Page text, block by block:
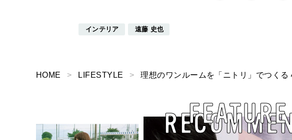
インテリア 遠藤 史也
HOME LIFESTYLE 理想のワンルームを「ニトリ」でつくる
FEATURE